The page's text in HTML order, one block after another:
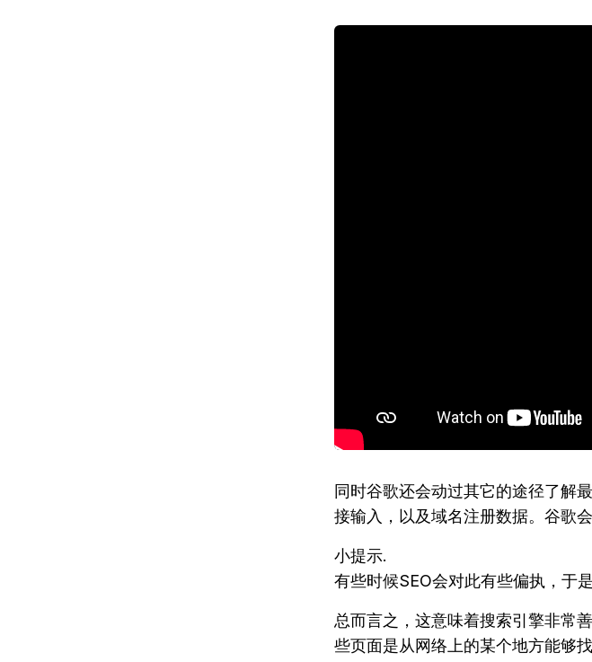
同时谷歌还会动过其它的途径了解
接输入，以及域名注册数据。谷歌
小提示.
有些时候SEO会对此有些偏执，于
总而言之，这意味着搜索引擎非常
些页面是从网络上的某个地方能够